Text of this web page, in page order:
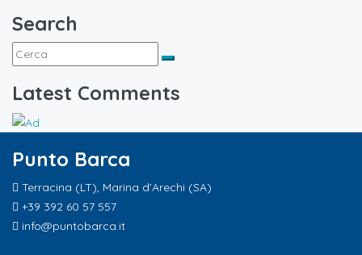
Search
Latest Comments
Punto Barca
Terracina (LT), Marina d’Arechi (SA)
+39 392 60 57 557
info@puntobarca.it